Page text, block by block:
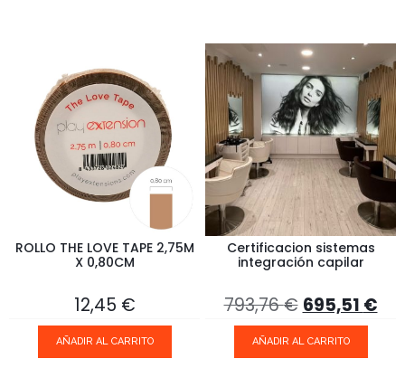
ROLLO THE LOVE TAPE 2,75M
X 0,80CM
12,45 €
AÑADIR AL CARRITO
Certificacion sistemas
integración capilar
793,76€ 695,51 €
AÑADIR AL CARRITO